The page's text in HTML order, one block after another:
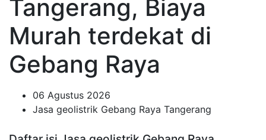
Tangerang, Biaya
Murah terdekat di
Gebang Raya
06 Agustus 2026
Jasa geolistrik Gebang Raya Tangerang